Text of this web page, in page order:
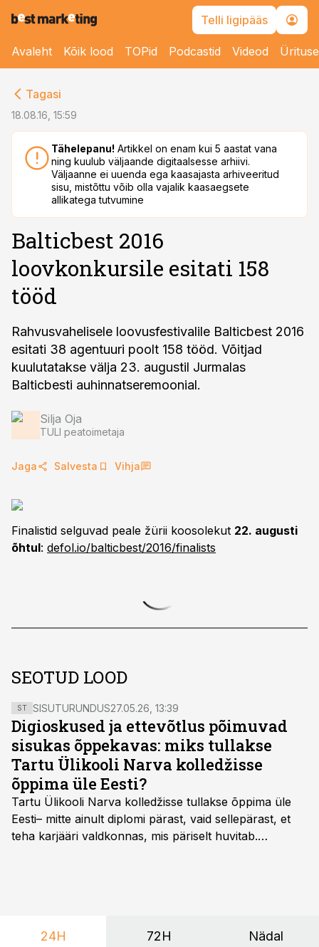
Telli ligipääs
Avaleht Kõik lood TOPid Podcastid Videod
Tagasi
18.08.16, 15:59
Tähelepanu! Artikkel on enam kui 5 aastat vana
ning kuulub väljaande digitaalsesse arhiivi.
Väljaanne ei uuenda ega kaasajasta arhiveeritud
sisu, mistõttu võib olla vajalik kaasaegsete
allikatega tutvumine
Balticbest 2016
loovkonkursile esitati 158
tööd
Rahvusvahelisele loovusfestivalile Balticbest 2016
esitati 38 agentuuri poolt 158 tööd. Võitjad
kuulutatakse välja 23. augustil Jurmalas
Balticbesti auhinnatseremoonial.
Silja Oja
TULI peatoimetaja
Jaga Salvesta Vihja
Finalistid selguvad peale žürii koosolekut 22. augusti
õhtul: defol.io/balticbest/2016/finalists
SEOTUD LOOD
ST SISUTURUNDUS27.05.26, 13:39
Digioskused ja ettevõtlus põimuvad
sisukas õppekavas: miks tullakse
Tartu Ülikooli Narva kolledžisse
õppima üle Eesti?
Tartu Ülikooli Narva kolledžisse tullakse õppima üle
Eesti– mitte ainult diplomi pärast, vaid sellepärast, et
teha karjääri valdkonnas, mis päriselt huvitab.
24H 72H Nädal